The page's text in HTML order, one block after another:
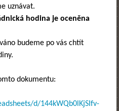
uznávat.
hodina je oceněna
budeme po vás chtít
dokumentu:
d/144kWQb0lKjSIfv-